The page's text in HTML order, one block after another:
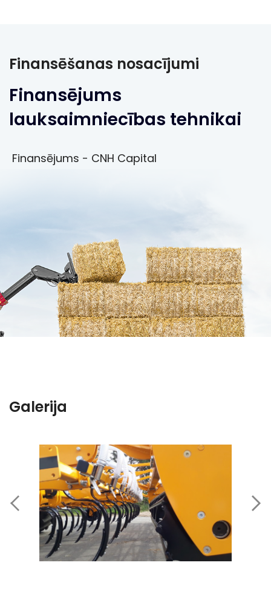
Finansēšanas nosacījumi
Finansējums
lauksaimniecības tehnikai
Finansējums - CNH Capital
Galerija